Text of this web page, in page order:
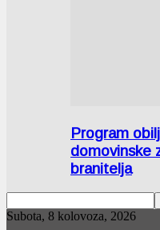
Program
domovinske
branitelja
Subota, 8 kolovoza, 2026